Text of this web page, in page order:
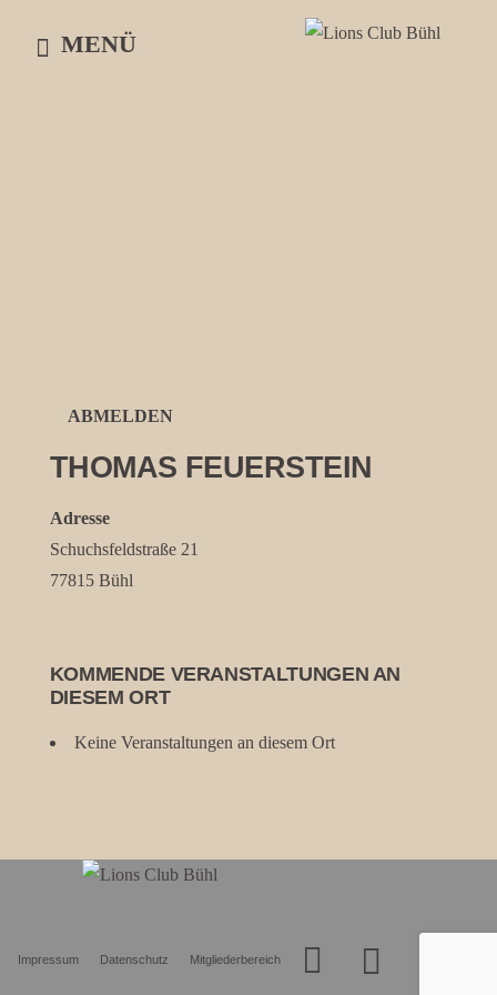
MENÜ
ABMELDEN
THOMAS FEUERSTEIN
Adresse
Schuchsfeldstraße 21
77815 Bühl
KOMMENDE VERANSTALTUNGEN AN
DIESEM ORT
Keine Veranstaltungen an diesem Ort
Impressum Datenschutz Mitgliederbereich